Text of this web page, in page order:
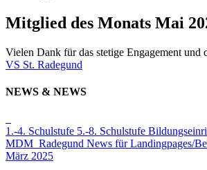
Mitglied des Monats Mai
Vielen Dank für das stetige Engagement und
VS St. Radegund
NEWS & NEWS
1.-4. Schulstufe 5.-8. Schulstufe
MDM_Radegund News für Landingpages/
März 2025